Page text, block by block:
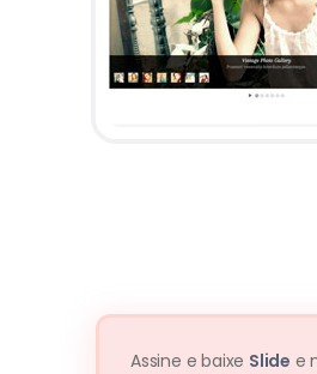
Assine e baixe Slide e